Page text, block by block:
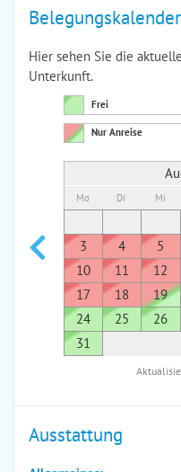
Belegungskalender
Hier sehen Sie die
Unterkunft.
Frei
Nur Anreise
Mo Di Mi
3
4 5
10
11 12
17
18 19
24
25 26
31
Ausstattung